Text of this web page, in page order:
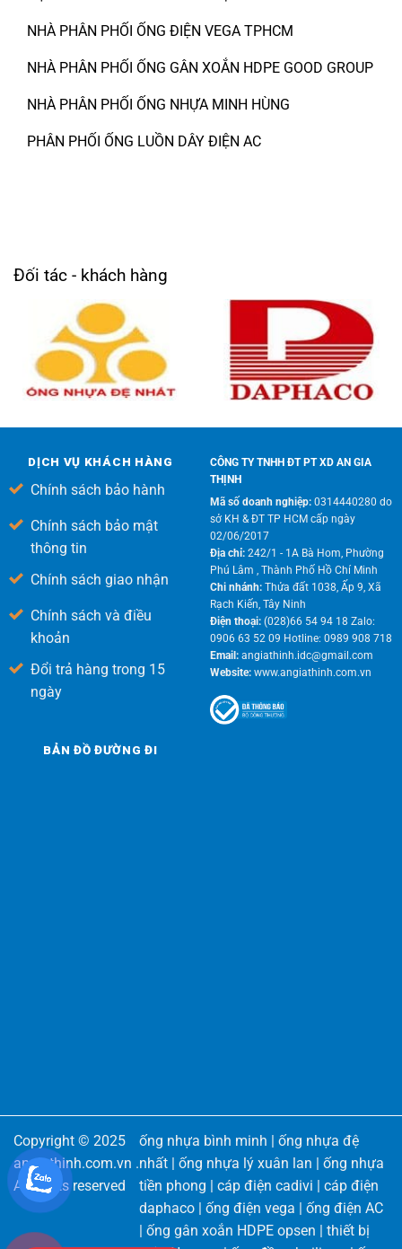
NHÀ PHÂN PHỐI ỐNG ĐIỆN VEGA TPHCM
NHÀ PHÂN PHỐI ỐNG GÂN XOẮN HDPE GOOD GROUP
NHÀ PHÂN PHỐI ỐNG NHỰA MINH HÙNG
PHÂN PHỐI ỐNG LUỒN DÂY ĐIỆN AC
Đối tác - khách hàng
DỊCH VỤ KHÁCH HÀNG
Chính sách bảo hành
Chính sách bảo mật
thông tin
Chính sách giao nhận
Chính sách và điều
khoản
Đổi trả hàng trong 15
ngày
CÔNG TY TNHH ĐT PT XD AN GIA
THỊNH
Mã số doanh nghiệp:0314440280 do
sở KH & ĐT TP HCM cấp ngày
02/06/2017
Địa chỉ:242/1 - 1A Bà Hom, Phường
Phú Lâm , Thành Phố Hồ Chí Minh
Chi nhánh: Thửa đất 1038, Ấp 9, Xã
Rạch Kiến, Tây Ninh
Điện thoại:(028)66 54 94 18 Zalo:
0906 63 52 09 Hotline: 0989 908 718
Email:angiathinh.idc@gmail.com
Website:www.angiathinh.com.vn
BẢN ĐỒ ĐƯỜNG ĐI
Copyright © 2025
angiathinh.com.vn .
All rights reserved
ống nhựa bình minh
ống nhựa đệ
nhất
ống nhựa lý xuân lan
ống nhựa
tiền phong
cáp điện cadivi
cáp điện
daphaco
ống điện vega
ống điện AC
ống gân xoắn HDPE opsen
thiết bị